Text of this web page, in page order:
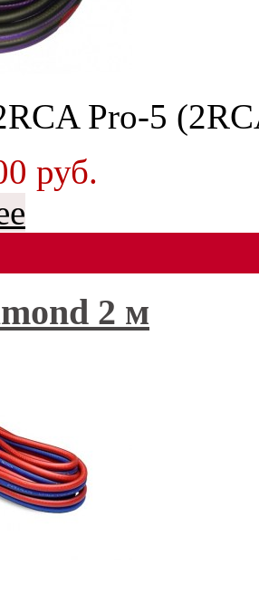
Pro-5
руб.
2 м